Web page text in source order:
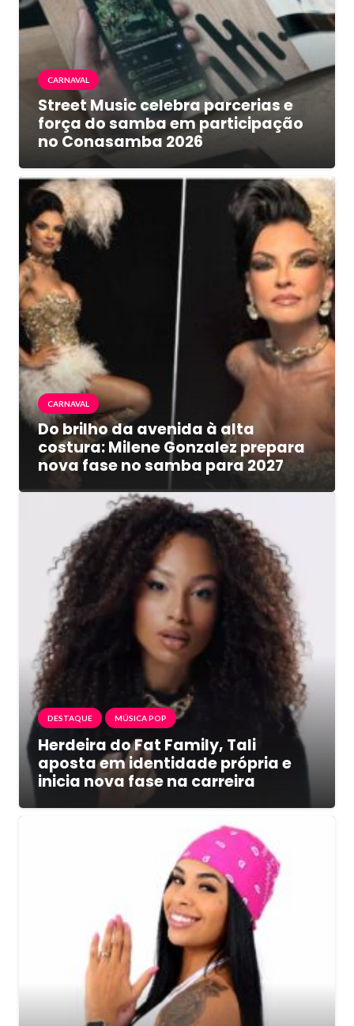
CARNAVAL
Street Music celebra parcerias e
força do samba em participação
no Conasamba 2026
CARNAVAL
Do brilho da avenida à alta
costura: Milene Gonzalez prepara
nova fase no samba para 2027
DESTAQUE MÚSICA POP
Herdeira do Fat Family, Tali
aposta em identidade própria e
inicia nova fase na carreira